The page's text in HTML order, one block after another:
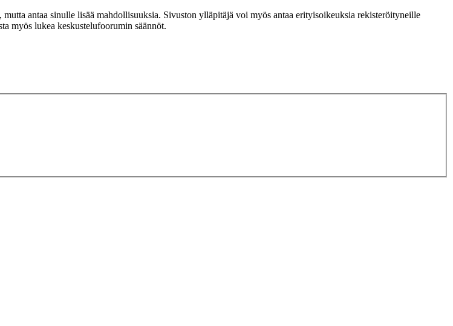
antaa sinulle lisää mahdollisuuksia. Sivuston ylläpitäjä voi myös antaa erityisoikeuksia rekisteröityneille
myös lukea keskustelufoorumin säännöt.